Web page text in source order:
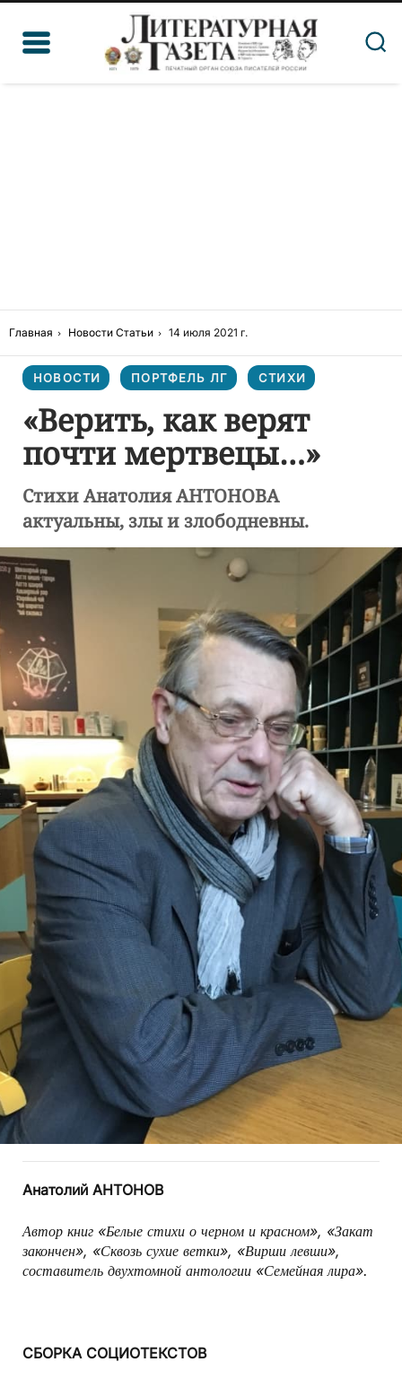
Главная Новости Статьи 14 июля 2021 г.
НОВОСТИ ПОРТФЕЛЬ ЛГ СТИХИ
«Верить, как верят
почти мертвецы…»
Стихи Анатолия АНТОНОВА
актуальны, злы и злободневны.
Анатолий АНТОНОВ
Автор книг «Белые стихи о черном и красном», «Закат
закончен», «Сквозь сухие ветки», «Вирши левши»,
составитель двухтомной антологии «Семейная лира».
СБОРКА СОЦИОТЕКСТОВ